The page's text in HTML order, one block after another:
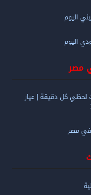
اليوم
اليوم
مصر
كل دقيقة | عيار
في مصر